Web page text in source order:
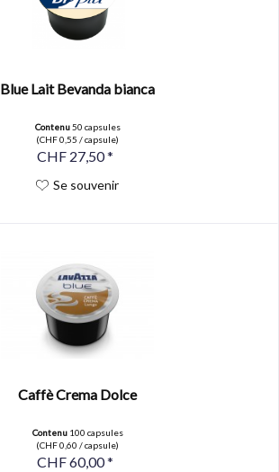
Blue Lait Bevanda bianca
Contenu50 capsules
(CHF 0,55 / capsule)
CHF 27,50 *
Se souvenir
Caffè Crema Dolce
Contenu 100 capsules
(CHF 0,60 / capsule)
CHF 60,00 *